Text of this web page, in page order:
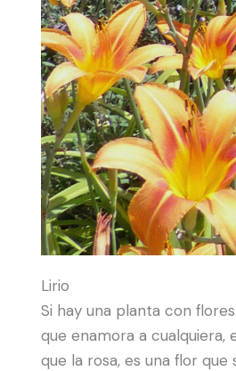
Lirio
Si hay una planta con
que enamora a cualquiera,
que la rosa, es una flor que